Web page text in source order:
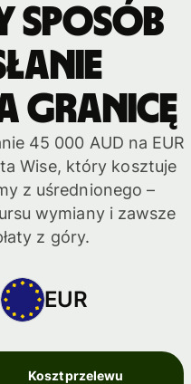
sposób
granicę
45 000 AUD na EUR
Wise, który kosztuje
z uśrednionego –
wymiany i zawsze
z góry.
EUR
Koszt przelewu